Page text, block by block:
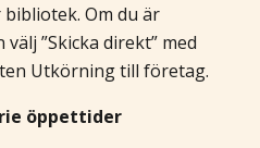
Om du är
”Skicka direkt” med
Utkörning till företag.
öppettider